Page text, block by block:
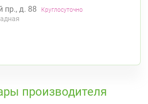
пр., д. 88 Круглосуточно
производителя